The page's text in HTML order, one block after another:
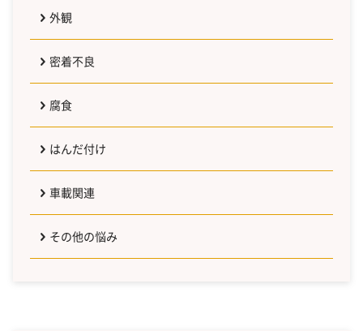
外観
密着不良
腐食
はんだ付け
車載関連
その他の悩み